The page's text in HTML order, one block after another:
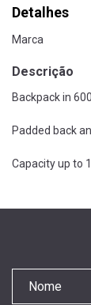
Detalhes
Marca
Descrição
Backpack in
Padded back
Capacity up to